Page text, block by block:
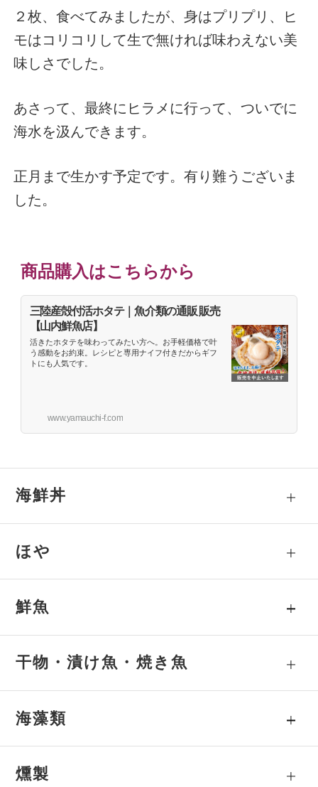
２枚、食べてみましたが、身はプリプリ、ヒ
モはコリコリして生で無ければ味わえない美
味しさでした。
あさって、最終にヒラメに行って、ついでに
海水を汲んできます。
正月まで生かす予定です。有り難うございま
した。
商品購入はこちらから
三陸産殻付活ホタテ｜魚介類の通販 販売
【山内鮮魚店】
活きたホタテを味わってみたい方へ。お手軽価格で叶
う感動をお約束。レシピと専用ナイフ付きだからギフ
トにも人気です。
www.yamauchi-f.com
海鮮丼
ほや
鮮魚
干物・漬け魚・焼き魚
海藻類
燻製